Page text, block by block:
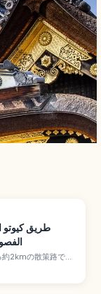
طريق كيوتو
2kmの散策路で、
琵琶湖疏水沿いに
〜4月上旬、紅葉は